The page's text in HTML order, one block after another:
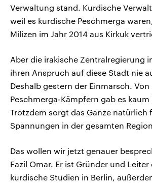
Verwaltung stand. Kurdische
weil es kurdische Peschmerga
Milizen im Jahr 2014 aus Kirkuk
Aber die irakische Zentralregierung
ihren Anspruch auf diese Stadt nie
Deshalb gestern der Einmarsch. Von
Peschmerga-Kämpfern gab es
Trotzdem sorgt das Ganze natürlich
Spannungen in der gesamten
Das wollen wir jetzt genauer
Fazil Omar. Er ist Gründer und
kurdische Studien in Berlin,